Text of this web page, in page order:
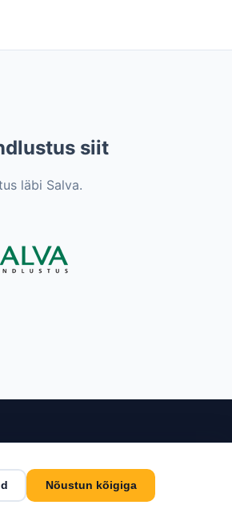
siit
läbi Salva.
Kontakt
Estlive Travel OÜ
Nõustun kõigiga